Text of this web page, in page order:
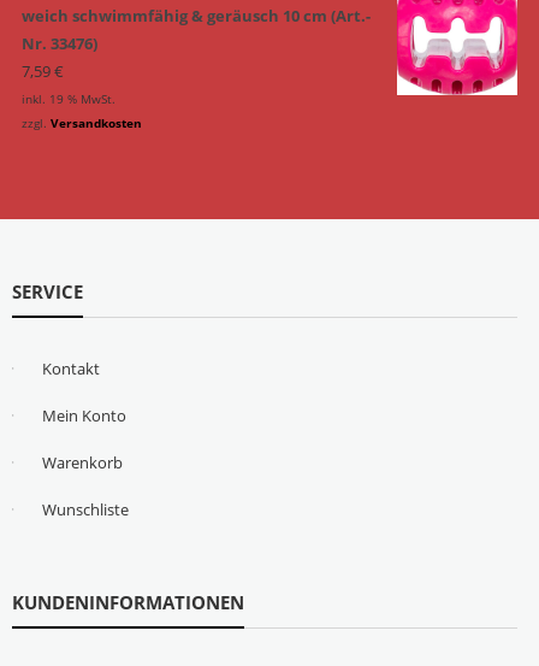
weich schwimmfähig & geräusch 10 cm (Art.-
Nr. 33476)
7,59€
inkl. 19 % MwSt.
zzgl. Versandkosten
SERVICE
Kontakt
Mein Konto
Warenkorb
Wunschliste
KUNDENINFORMATIONEN